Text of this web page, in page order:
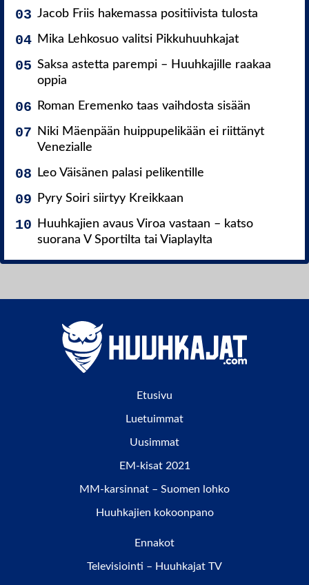
Jacob Friis hakemassa positiivista tulosta
Mika Lehkosuo valitsi Pikkuhuuhkajat
Saksa astetta parempi – Huuhkajille raakaa
oppia
Roman Eremenko taas vaihdosta sisään
Niki Mäenpään huippupelikään ei riittänyt
Venezialle
Leo Väisänen palasi pelikentille
Pyry Soiri siirtyy Kreikkaan
Huuhkajien avaus Viroa vastaan – katso
suorana V Sportilta tai Viaplaylta
Etusivu
Luetuimmat
Uusimmat
EM-kisat 2021
MM-karsinnat – Suomen lohko
Huuhkajien kokoonpano
Ennakot
Televisiointi – Huuhkajat TV